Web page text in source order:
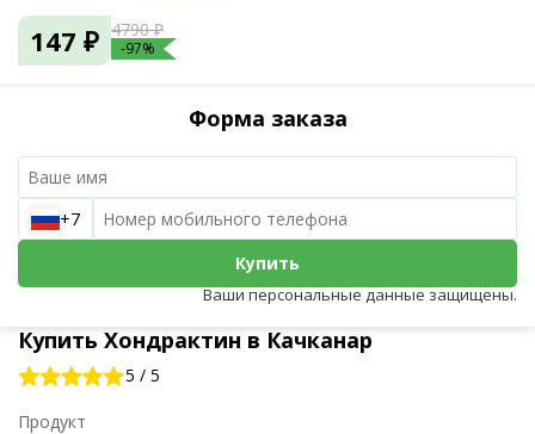
Купить Хондрактин в Качканар
5 / 5
Продукт
147 ₽ 4790 ₽
-97%
Форма заказа
+7
Купить
Ваши персональные данные защищены.